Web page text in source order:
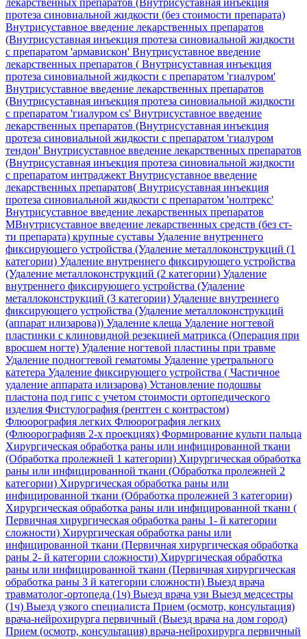
лекарственных препаратов (Внутрисуставная инъекция
протеза синовиальной жидкости (без стоимости препарата)
Внутрисуставное введение лекарственных препаратов
(Внутрисуставная инъекция протеза синовиальной жидкости
с препаратом 'армавискон' Внутрисуставное введение
лекарственных препаратов ( Внутрисуставная инъекция
протеза синовиальной жидкости с препаратом 'гиалуром'
Внутрисуставное введение лекарственных препаратов
(Внутрисуставная инъекция протеза синовиальной жидкости
с препаратом 'гиалуром cs' Внутрисуставное введение
лекарственных препаратов (Внутрисуставная инъекция
протеза синовиальной жидкости с препаратом 'гиалуром
тендон' Внутрисуставное введение лекарственных препаратов
(Внутрисуставная инъекция протеза синовиальной жидкости
с препаратом интраджект Внутрисуставное введение
лекарственных препаратов( Внутрисуставная инъекция
протеза синовиальной жидкости с препаратом 'нолтрекс'
Внутрисуставное введение лекарственных препаратов
МВнутрисуставное введение лекарственных средств (без ст-
ти препарата) крупные суставы Удаление внутреннего
фиксирующего устройства (Удаление металлоконструкций (1
категории) Удаление внутреннего фиксирующего устройства
(Удаление металлоконструкций (2 категории) Удаление
внутреннего фиксирующего устройства (Удаление
металлоконструкций (3 категории) Удаление внутреннего
фиксирующего устройства (Удаление металлоконструкций
(аппарат илизарова)) Удаление клеща Удаление ногтевой
пластинки с клиновидной резекцией матрикса (Операция при
вросшем ногте) Удаление ногтевой пластины при травме
Удаление подногтевой гематомы Удаление уретрального
катетера Удаление фиксирующего устройства ( Частичное
удаление аппарата илизарова) Установление подошвы
пластона под гипс с учетом стоимости ортопедического
изделия Фистулография (рентген с контрастом)
Флюорография легких Флюорография легких
(Флюорографияв 2-х проекциях) Формирование культи пальца
Хирургическая обработка раны или инфицированной ткани
(Обработка пролежней 1 категории) Хирургическая обработка
раны или инфицированной ткани (Обработка пролежней 2
категории) Хирургическая обработка раны или
инфицированной ткани (Обработка пролежней 3 категории)
Хирургическая обработка раны или инфицированной ткани (
Первичная хирургическая обработка раны 1- й категории
сложности) Хирургическая обработка раны или
инфицированной ткани (Первичная хирургическая обработка
раны 2- й категории сложности) Хирургическая обработка
раны или инфицированной ткани (Первичная хирургическая
обработка раны 3 й категории сложности) Выезд врача
травматолог-ортопеда (1ч) Выезд врача узи Выезд медсестры
(1ч) Выезд узкого специалиста Прием (осмотр, консультация)
врача-нейрохирурга первичный (Выезд врача на дом город)
Прием (осмотр, консультация) врача-нейрохирурга первичный